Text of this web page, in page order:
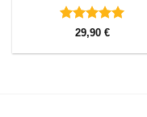
Note5sur
29,90 €